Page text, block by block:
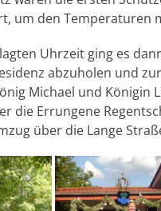
um den Temperaturen
Uhrzeit ging es
abzuholen und
Michael und
die Errungene
über die Lange